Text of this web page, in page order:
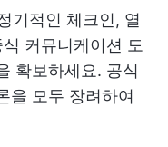
기적인 체크인, 열
커뮤니케이션 도
확보하세요. 공식
을 모두 장려하여